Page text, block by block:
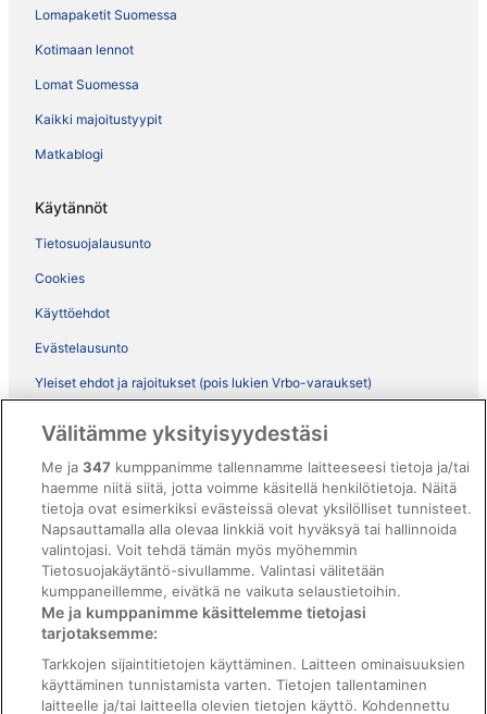
Lomapaketit Suomessa
Kotimaan lennot
Lomat Suomessa
Kaikki majoitustyypit
Matkablogi
Käytännöt
Tietosuojalausunto
Cookies
Käyttöehdot
Evästelausunto
Yleiset ehdot ja rajoitukset (pois lukien Vrbo-varaukset)
ebookers BONUS+ -ohjelman ehdot
Oikeudelliset tiedot / ota meihin yhteyttä
Sisältövaatimukset ja ilmoituksen tekeminen sisällöstä
Tuki
Ota yhteyttä
Varauksen muuttaminen tai peruuttaminen
Välitämme yksityisyydestäsi
Me ja347 kumppanimme tallennamme laitteeseesi tietoja ja/tai
haemme niitä siitä, jotta voimme käsitellä henkilötietoja. Näitä
tietoja ovat esimerkiksi evästeissä olevat yksilölliset tunnisteet.
Napsauttamalla alla olevaa linkkiä voit hyväksyä tai hallinnoida
valintojasi. Voit tehdä tämän myös myöhemmin
Tietosuojakäytäntö-sivullamme. Valintasi välitetään
kumppaneillemme, eivätkä ne vaikuta selaustietoihin.
Me ja kumppanimme käsittelemme tietojasi
tarjotaksemme:
Tarkkojen sijaintitietojen käyttäminen. Laitteen ominaisuuksien
käyttäminen tunnistamista varten. Tietojen tallentaminen
laitteelle ja/tai laitteella olevien tietojen käyttö. Kohdennettu